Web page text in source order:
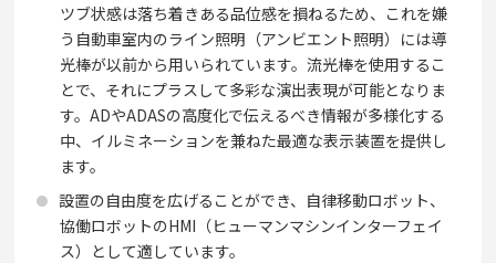
ツブ状感は落ち着きある品位感を損ねるため、これを嫌
う自動車室内のライン照明（アンビエント照明）には導
光棒が以前から用いられています。流光棒を使用するこ
とで、それにプラスして多彩な演出表現が可能となりま
す。ADやADASの高度化で伝えるべき情報が多様化する
中、イルミネーションを兼ねた最適な表示装置を提供し
ます。
設置の自由度を広げることができ、自律移動ロボット、
協働ロボットのHMI（ヒューマンマシンインターフェイ
ス）として適しています。